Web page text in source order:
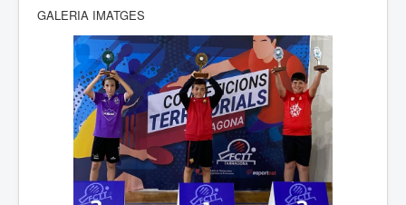
GALERIA IMATGES